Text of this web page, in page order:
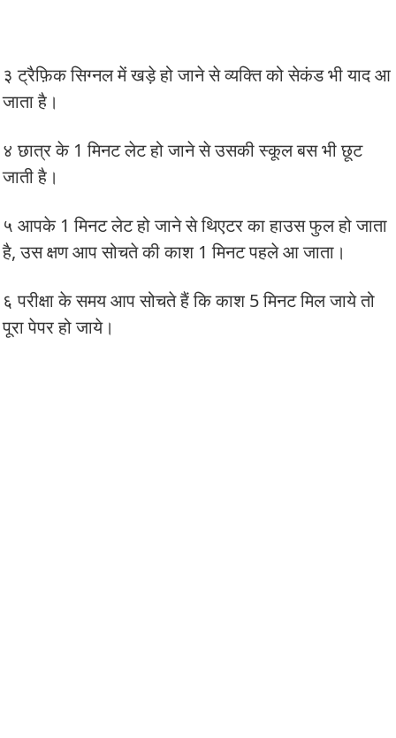
३ ट्रैफ़िक सिग्नल में खड़े हो जाने से व्यक्ति को सेकंड भी याद आ
जाता है।
४ छात्र के 1 मिनट लेट हो जाने से उसकी स्कूल बस भी छूट
जाती है।
५ आपके 1 मिनट लेट हो जाने से थिएटर का हाउस फुल हो जाता
है, उस क्षण आप सोचते की काश 1 मिनट पहले आ जाता।
६ परीक्षा के समय आप सोचते हैं कि काश 5 मिनट मिल जाये तो
पूरा पेपर हो जाये।